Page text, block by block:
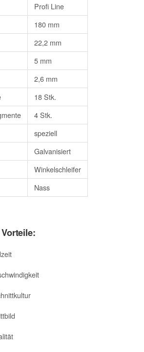
Profi Line
180 mm
22,2 mm
5 mm
2,6 mm
18 Stk.
4 Stk.
speziell
Galvanisiert
Winkelschleifer
Nass